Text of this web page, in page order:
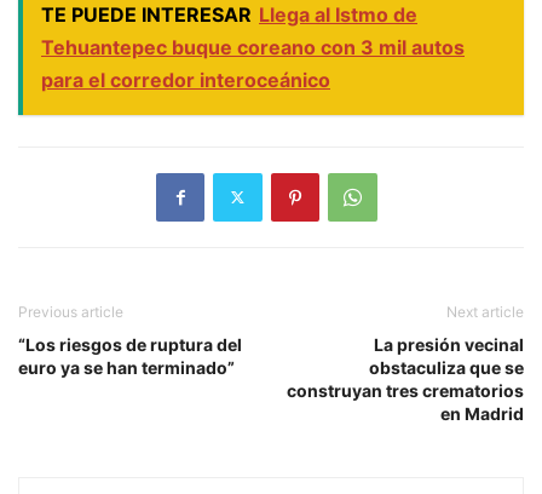
TE PUEDE INTERESAR Llega al Istmo de
Tehuantepec buque coreano con 3 mil autos
para el corredor interoceánico
Previous article
“Los riesgos de ruptura del
euro ya se han terminado”
Next article
La presión vecinal
obstaculiza que se
construyan tres crematorios
en Madrid